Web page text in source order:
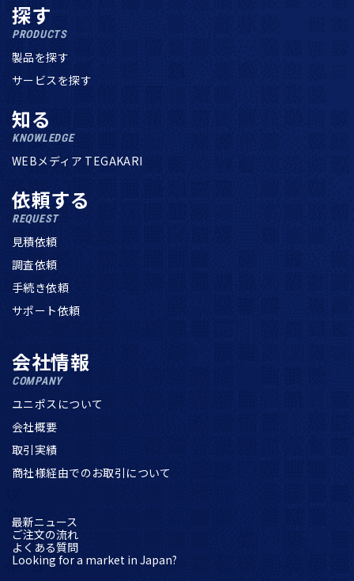
探す
PRODUCTS
製品を探す
サービスを探す
知る
KNOWLEDGE
WEBメディア TEGAKARI
依頼する
REQUEST
見積依頼
調査依頼
手続き依頼
サポート依頼
会社情報
COMPANY
ユニポスについて
会社概要
取引実績
商社様経由でのお取引について
最新ニュース
ご注文の流れ
よくある質問
Looking for a market in Japan?